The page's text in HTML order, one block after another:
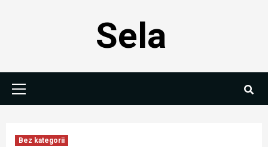
Sela
Bez kategorii